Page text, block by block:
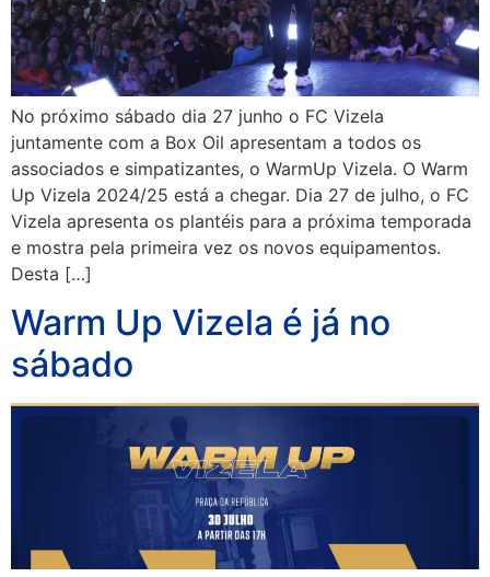
No próximo sábado dia 27 junho o FC Vizela
juntamente com a Box Oil apresentam a todos os
associados e simpatizantes, o WarmUp Vizela. O Warm
Up Vizela 2024/25 está a chegar. Dia 27 de julho, o FC
Vizela apresenta os plantéis para a próxima temporada
e mostra pela primeira vez os novos equipamentos.
Desta […]
Warm Up Vizela é já no
sábado